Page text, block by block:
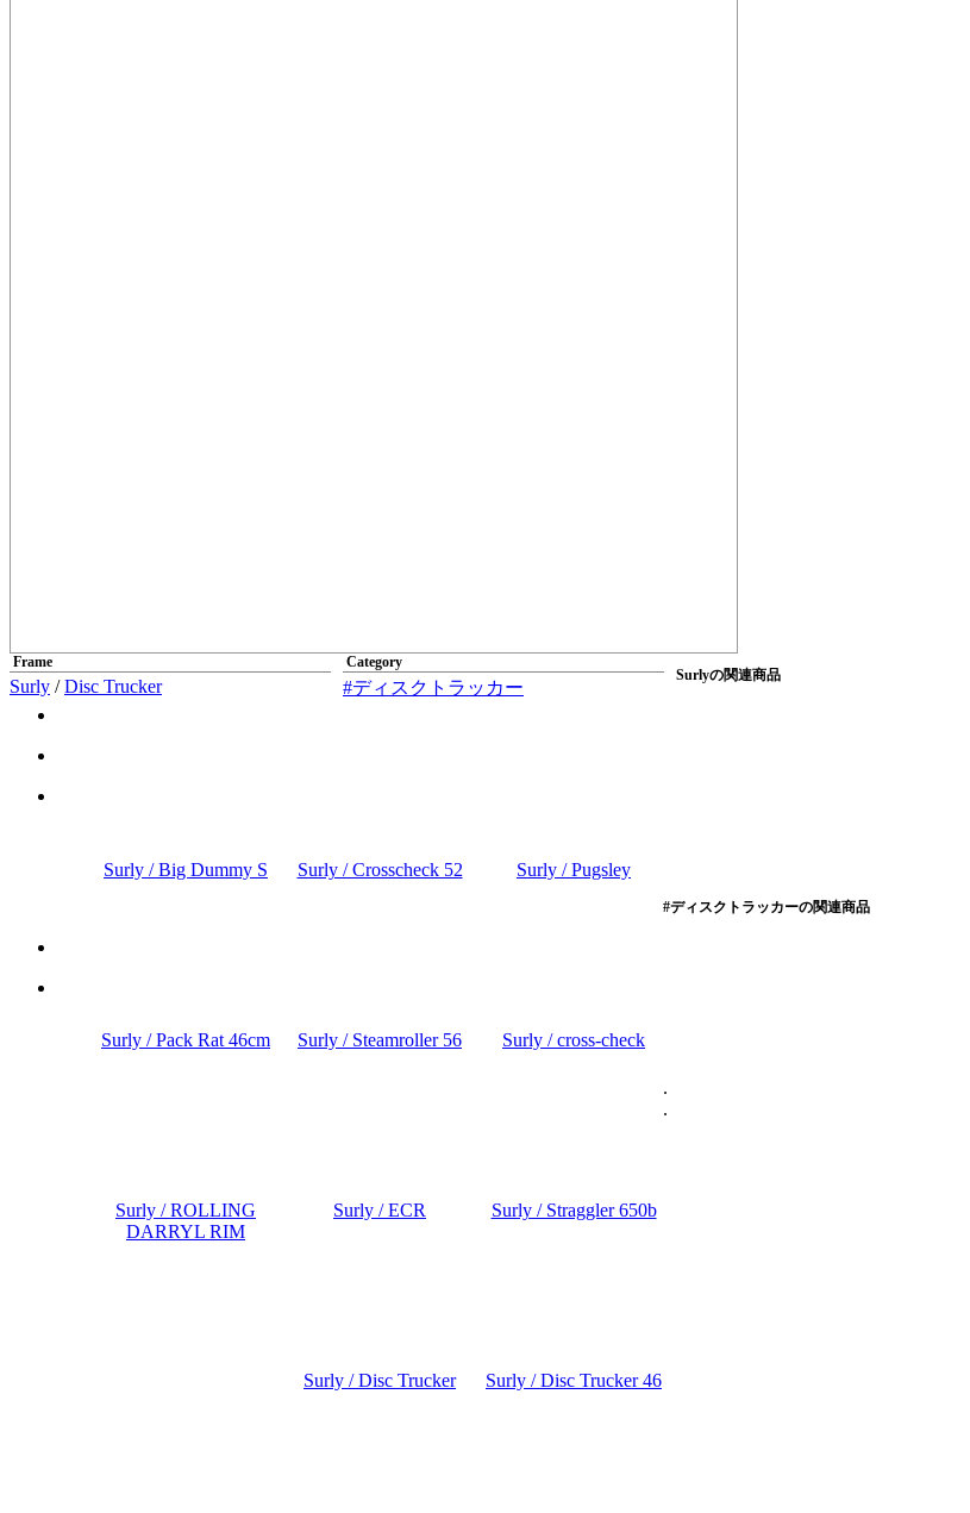
Frame
Surly /Disc Trucker
Category
#ディスクトラッカー
Surlyの関連商品
Surly / Big Dummy S Surly / Crosscheck 52 Surly / Pugsley
Surly / Pack Rat 46cm Surly / Steamroller 56 Surly / cross-check
Surly / ROLLING
DARRYL RIM
Surly / ECR Surly / Straggler 650b
#ディスクトラッカーの関連商品
Surly / Disc Trucker Surly / Disc Trucker 46
.
.